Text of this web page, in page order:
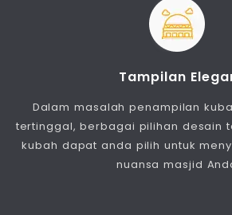
Tampilan
Dalam masalah penampilan
tertinggal, berbagai pilihan desain
kubah dapat anda pilih untuk
nuansa masjid